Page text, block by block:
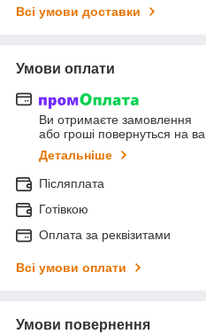
Всі умови доставки
Умови оплати
Ви отримаєте замовлення
або гроші повернуться на
Детальніше
Післяплата
Готівкою
Оплата за реквізитами
Всі умови оплати
Умови повернення